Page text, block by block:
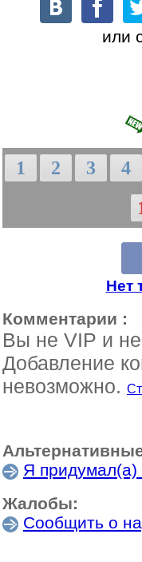
или
1 2 3 4
Нет
Комментарии :
Вы не VIP и
Добавление
невозможно.
Я придумал(а)
Жалобы:
Сообщить о